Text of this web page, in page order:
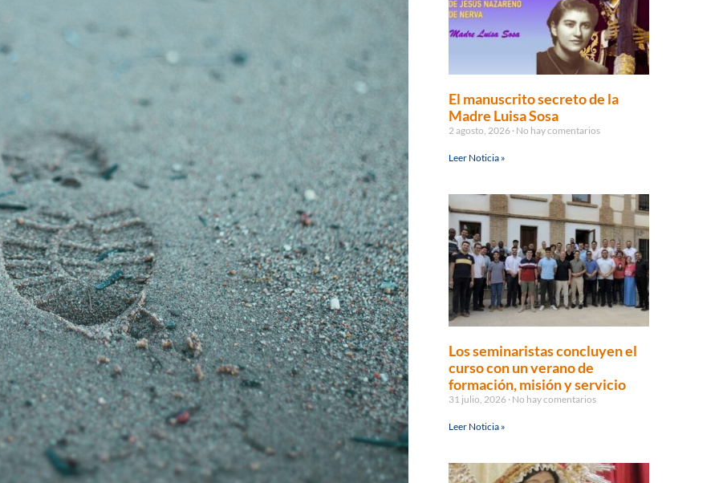
El manuscrito secreto de la
Madre Luisa Sosa
2 agosto, 2026 No hay comentarios
Leer Noticia »
Los seminaristas concluyen el
curso con un verano de
formación, misión y servicio
31 julio, 2026 No hay comentarios
Leer Noticia »